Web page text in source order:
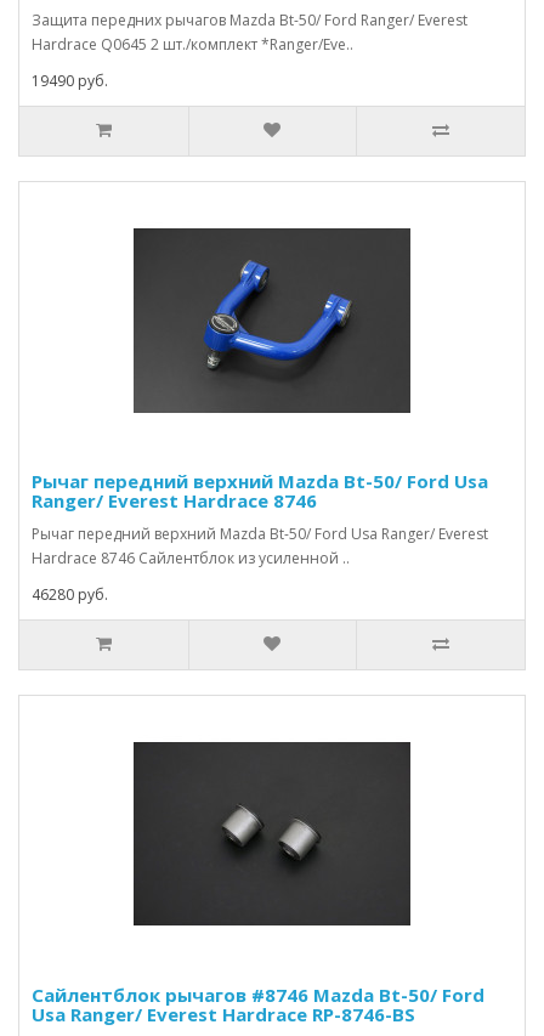
Защита передних рычагов Mazda Bt-50/ Ford Ranger/ Everest
Hardrace Q0645 2 шт./комплект *Ranger/Eve..
19490 руб.
Рычаг передний верхний Mazda Bt-50/ Ford Usa
Ranger/ Everest Hardrace 8746
Рычаг передний верхний Mazda Bt-50/ Ford Usa Ranger/ Everest
Hardrace 8746 Сайлентблок из усиленной ..
46280 руб.
Сайлентблок рычагов #8746 Mazda Bt-50/ Ford
Usa Ranger/ Everest Hardrace RP-8746-BS